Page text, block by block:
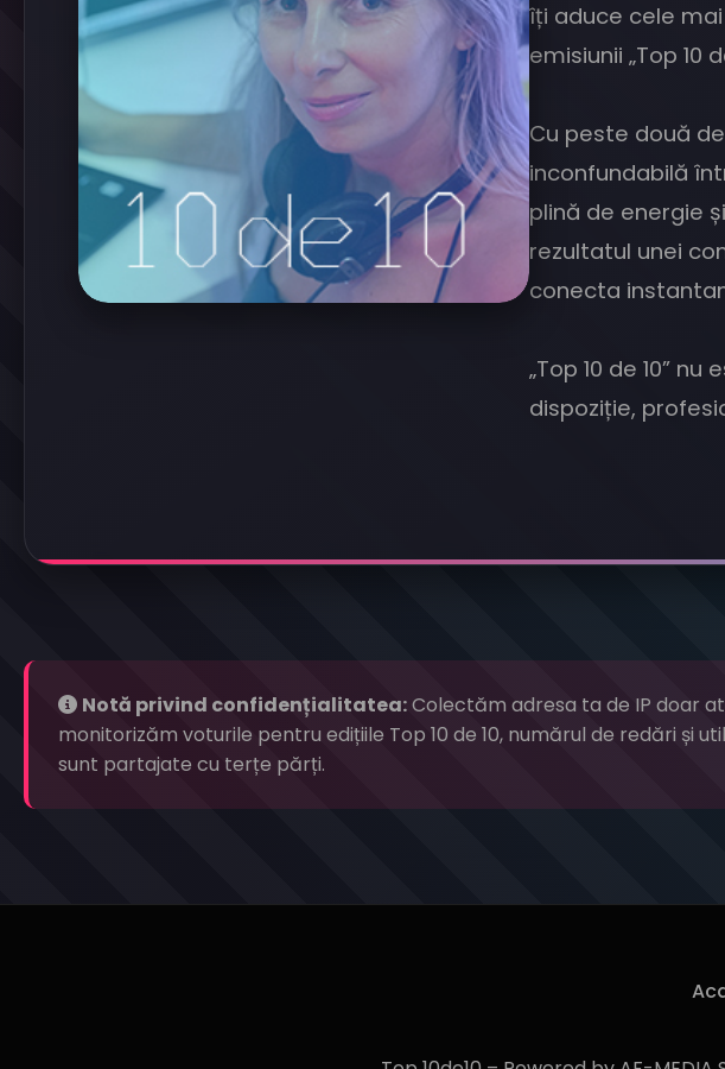
îți aduce cele
emisiunii „Top 10
Cu peste două
inconfundabilă
plină de energie
rezultatul unei
conecta
„Top 10 de 10”
dispoziție,
Notă privind confidențialitatea:Colectăm adresa ta de IP doar
monitorizăm voturile pentru edițiile Top 10 de 10, numărul de redări și
sunt partajate cu terțe părți.